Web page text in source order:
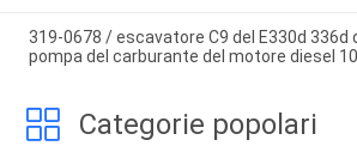
319-0678 / escavatore C9 del E330d 336d
pompa del carburante del motore diesel
Categorie popolari